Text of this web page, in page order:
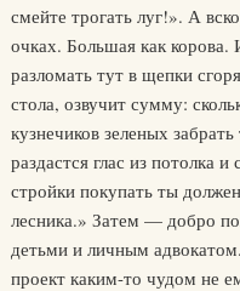
смейте трогать луг!». А
очках. Большая как корова.
разломать тут в щепки
стола, озвучит сумму:
кузнечиков зеленых
раздастся глас из потолка
стройки покупать ты
лесника.» Затем — добро
детьми и личным
проект каким-то чудом не